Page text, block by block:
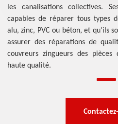
les canalisations collectives.
capables de réparer tous types
alu, zinc, PVC ou béton, et qu'ils
assurer des réparations de
couvreurs zingueurs des
haute qualité.